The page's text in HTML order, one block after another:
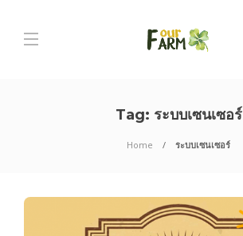
Tag: ระบบเซนเซอร์
Home ระบบเซนเซอร์